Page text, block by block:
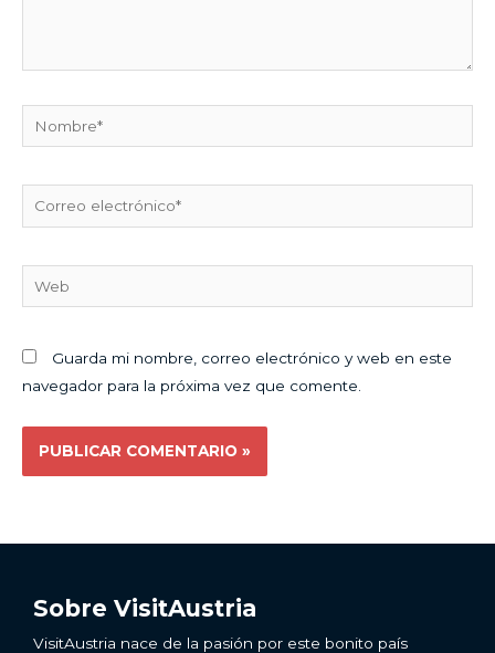
Nombre*
electrónico*
Guarda mi nombre, correo electrónico y web en este
navegador para la próxima vez que comente.
Sobre VisitAustria
VisitAustria nace de la pasión por este bonito país